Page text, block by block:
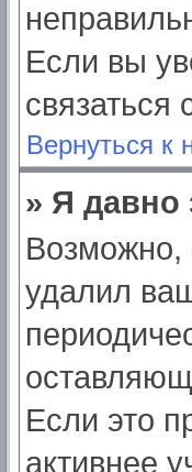
Если вы
связаться
Вернуться к
» Я давно
Возможно,
удалил
Если это
активнее